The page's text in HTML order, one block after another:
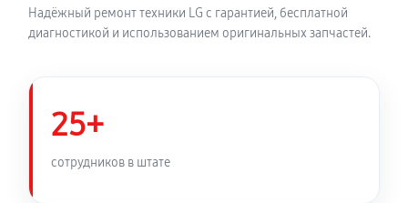
Обновление ПО аудиосистемы LG SH5B
Замена корпуса аудиосистемы LG SH5B
Надёжный ремонт техники LG с гарантией, бесплатной
диагностикой и использованием оригинальных запчастей.
25+
сотрудников в штате